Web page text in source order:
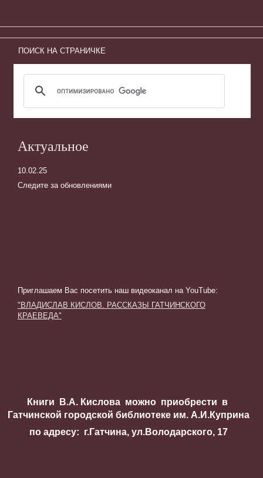
ПОИСК НА СТРАНИЧКЕ
Актуальное
10.02.25
Следите за обновлениями
Приглашаем Вас посетить наш видеоканал на YouTube:
"ВЛАДИСЛАВ КИСЛОВ. РАССКАЗЫ ГАТЧИНСКОГО
КРАЕВЕДА"
Книги В.А. Кислова можно приобрести в
Гатчинской городской библиотеке им. А.И.Куприна
по адресу: г.Гатчина, ул.Володарского, 17